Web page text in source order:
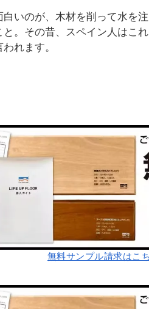
白いのが、木材を削って水を
と。その昔、スペイン人はこ
われます。
無料サンプル請求はこ